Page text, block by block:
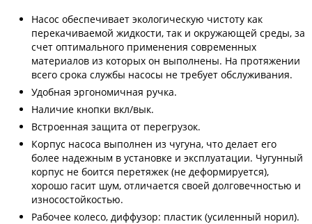
Насос обеспечивает экологическую чистоту как
перекачиваемой жидкости, так и окружающей среды, за
счет оптимального применения современных
материалов из которых он выполнены. На протяжении
всего срока службы насосы не требует обслуживания.
Удобная эргономичная ручка.
Наличие кнопки вкл/вык.
Встроенная защита от перегрузок.
Корпус насоса выполнен из чугуна, что делает его
более надежным в установке и эксплуатации. Чугунный
корпус не боится перетяжек (не деформируется),
хорошо гасит шум, отличается своей долговечностью и
износостойкостью.
Рабочее колесо, диффузор: пластик (усиленный норил).